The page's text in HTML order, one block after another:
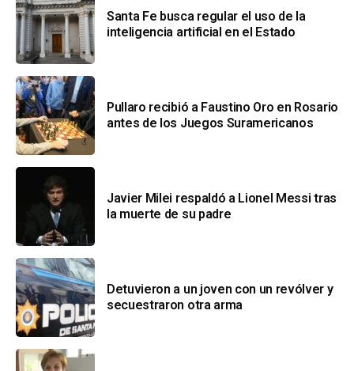
Santa Fe busca regular el uso de la
inteligencia artificial en el Estado
Pullaro recibió a Faustino Oro en Rosario
antes de los Juegos Suramericanos
Javier Milei respaldó a Lionel Messi tras
la muerte de su padre
Detuvieron a un joven con un revólver y
secuestraron otra arma